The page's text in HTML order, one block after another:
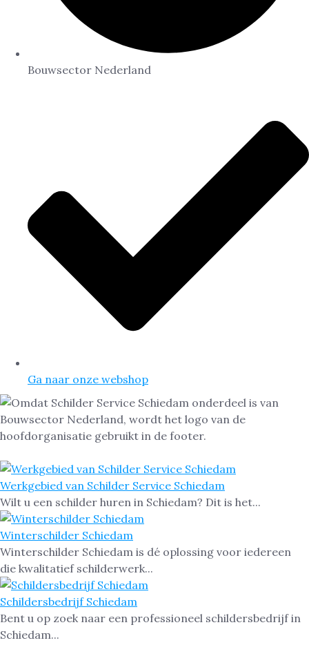
Bouwsector Nederland
Ga naar onze webshop
Werkgebied van Schilder Service Schiedam
Wilt u een schilder huren in Schiedam? Dit is het...
Winterschilder Schiedam
Winterschilder Schiedam is dé oplossing voor iedereen
die kwalitatief schilderwerk...
Schildersbedrijf Schiedam
Bent u op zoek naar een professioneel schildersbedrijf in
Schiedam...